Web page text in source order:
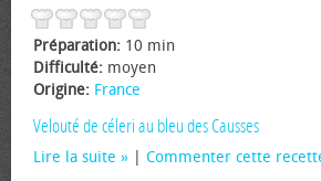
Préparation: 10 min
Difficulté: moyen
Origine: France
Velouté de céleri au bleu des Causses
Lire la suite Commenter cette